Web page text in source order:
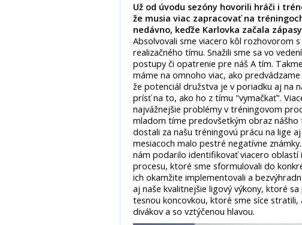
Už od úvodu sezóny hovorili hráči i
že musia viac zapracovať na
nedávno, keďže Karlovka začala
Absolvovali sme viacero kôl rozhovorom
realizačného tímu. Snažili sme sa vo
postupy či opatrenie pre náš A tím.
máme na omnoho viac, ako
že potenciál družstva je v poriadku aj na
prísť na to, ako ho z tímu "vymačkať".
najvážnejšie problémy v tréningovom
mladom tíme predovšetkým obraz
dostali za našu tréningovú prácu na lige
mesiacoch malo pestré negatívne
nám podarilo identifikovať viacero
procesu, ktoré sme sformulovali do
ich okamžite implementovali a
aj naše kvalitnejšie ligový výkony, ktoré
tesnou koncovkou, ktoré sme síce
divákov a so vztýčenou hlavou.